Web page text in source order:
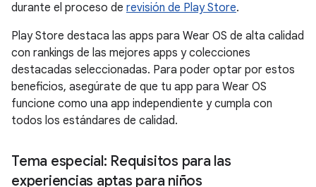
durante el proceso de revisión de Play Store.
Play Store destaca las apps para Wear OS de alta calidad
con rankings de las mejores apps y colecciones
destacadas seleccionadas. Para poder optar por estos
beneficios, asegúrate de que tu app para Wear OS
funcione como una app independiente y cumpla con
todos los estándares de calidad.
Tema especial: Requisitos para las
experiencias aptas para niños